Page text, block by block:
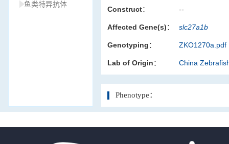
鱼类特异抗体
Construct： --
Affected Gene(s)： slc27a1b
Genotyping： ZKO1270a.pdf
Lab of Origin： China
Phenotype：